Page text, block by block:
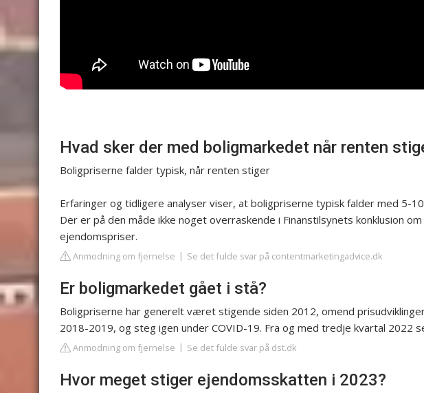
Hvad sker der med boligmarkedet når renten
Boligpriserne falder typisk, når renten stiger
Erfaringer og tidligere analyser viser, at boligpriserne typisk falder med 5-
Der er på den måde ikke noget overraskende i Finanstilsynets konklusion
ejendomspriser.
Anmodning om fjernelse Se det fulde svar på contentmarketingadvice.dk
Er boligmarkedet gået i stå?
Boligpriserne har generelt været stigende siden 2012, omend
2018-2019, og steg igen under COVID-19. Fra og med tredje kvartal 2022
Anmodning om fjernelse Se det fulde svar på dst.dk
Hvor meget stiger ejendomsskatten i 2023?